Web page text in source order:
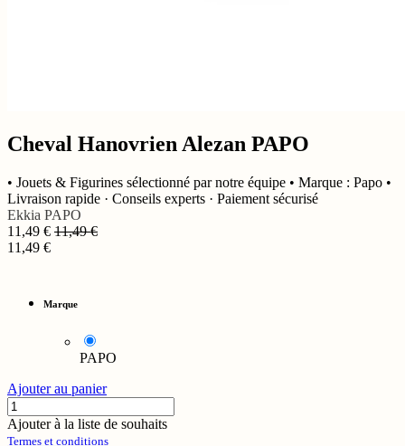
Cheval Hanovrien Alezan PAPO
• Jouets & Figurines sélectionné par notre équipe • Marque : Papo •
Livraison rapide · Conseils experts · Paiement sécurisé
Ekkia PAPO
11,49 € 11,49€
11,49 €
Marque
PAPO
Ajouter au panier
Ajouter à la liste de souhaits
Termes et conditions